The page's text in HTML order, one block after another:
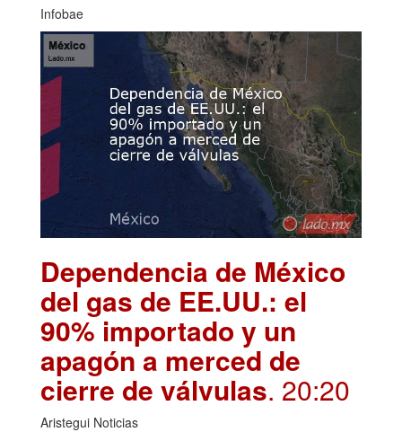
Infobae
Dependencia de México
del gas de EE.UU.: el
90% importado y un
apagón a merced de
cierre de válvulas. 20:20
Aristegui Noticias